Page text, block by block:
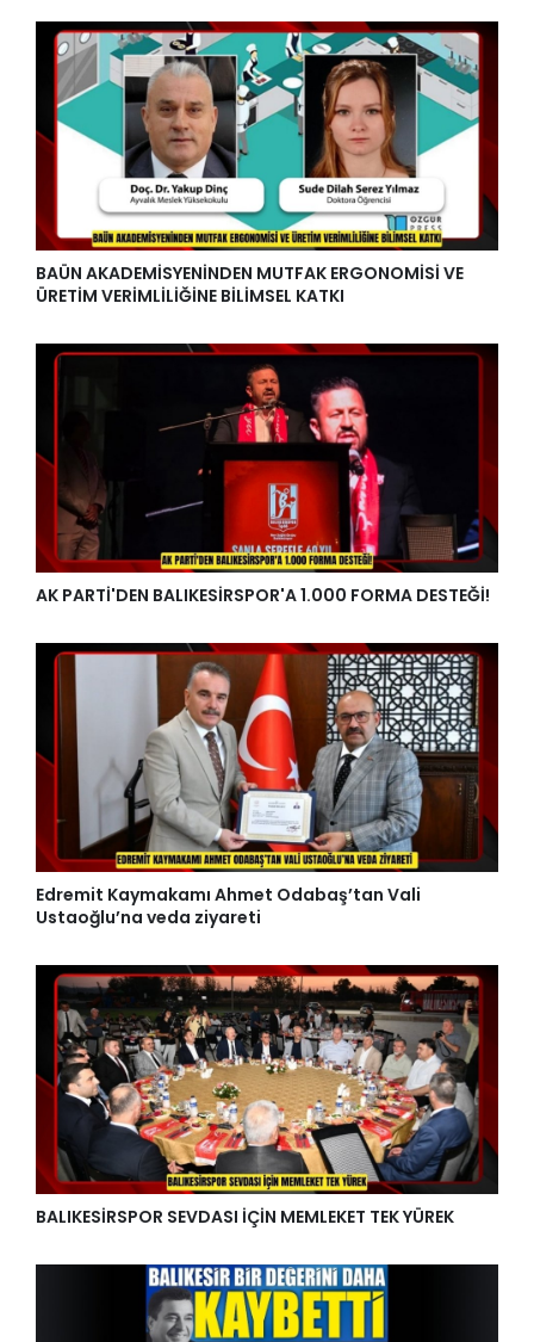
BAÜN AKADEMİSYENİNDEN MUTFAK ERGONOMİSİ VE
ÜRETİM VERİMLİLİĞİNE BİLİMSEL KATKI
AK PARTİ'DEN BALIKESİRSPOR'A 1.000 FORMA DESTEĞİ!
Edremit Kaymakamı Ahmet Odabaş’tan Vali
Ustaoğlu’na veda ziyareti
BALIKESİRSPOR SEVDASI İÇİN MEMLEKET TEK YÜREK